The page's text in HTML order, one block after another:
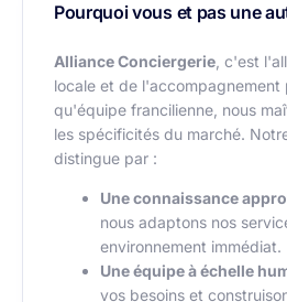
Pourquoi vous et pas une
Alliance Conciergerie , c'est
locale et de l'accompagnement
qu'équipe francilienne, nous
les spécificités du marché.
distingue par :
Une connaissance
nous adaptons nos
environnement immédiat.
Une équipe à échelle
vos besoins et